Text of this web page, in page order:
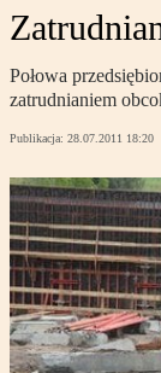
Połowa
zatrudnianiem
Publikacja: 28.07.2011 18:20